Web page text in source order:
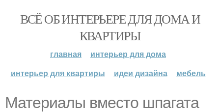
ВСЁ ОБ ИНТЕРЬЕРЕ ДЛЯ ДОМА И
КВАРТИРЫ
главная
интерьер для дома
интерьер для квартиры
идеи дизайна мебель
Материалы вместо шпагата